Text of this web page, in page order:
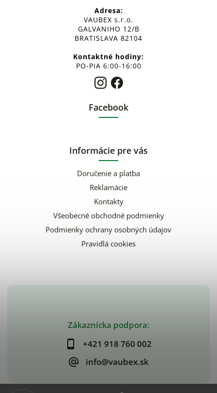
Zákaznícka podpora:
+421 918 760 002
info@vaubex.sk
Adresa:
VAUBEX s.r.o.
GALVANIHO 12/B
BRATISLAVA 82104
Kontaktné hodiny:
PO-PIA 6:00-16:00
Facebook
Informácie pre vás
Doručenie a platba
Reklamácie
Kontakty
Všeobecné obchodné podmienky
Podmienky ochrany osobných údajov
Pravidlá cookies